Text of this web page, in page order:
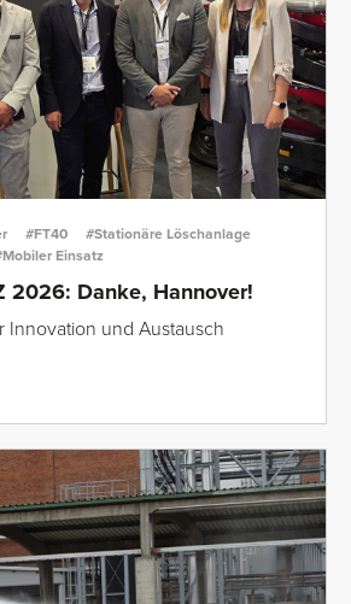
#FT40
#Stationäre Löschanlage
Einsatz
2026: Danke, Hannover!
Innovation und Austausch